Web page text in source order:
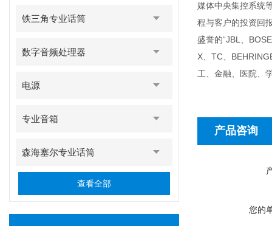
铁三角专业话筒
数字音频处理器
电源
专业音箱
森海塞尔专业话筒
查看全部
媒体中央集控系统
程与客户的投资回
盛誉的“JBL、
X、TC、
工、金融、医院、
产品咨询
您的